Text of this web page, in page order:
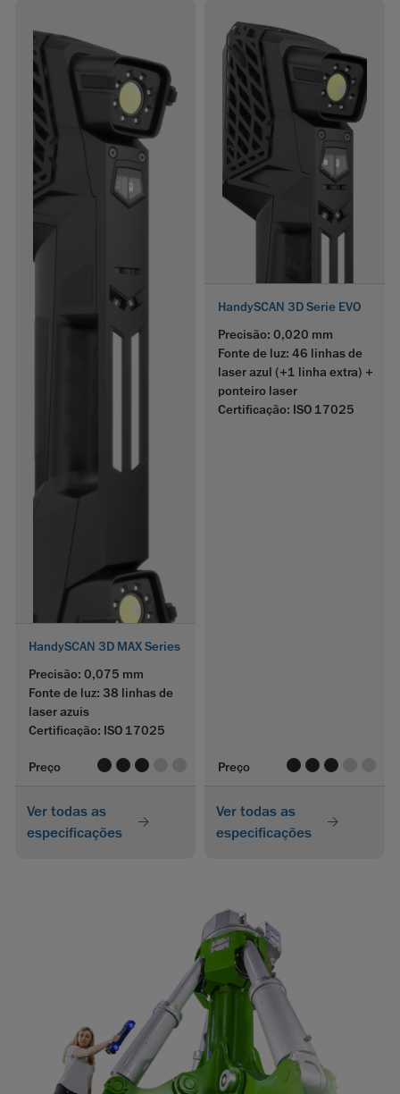
HandySCAN 3D MAX Series
Precisão: 0,075 mm
Fonte de luz: 38 linhas de
laser azuis
Certificação: ISO 17025
Preço valuevaluevalue
Ver todas as
especificações
HandySCAN 3D Serie EVO
Precisão: 0,020 mm
Fonte de luz: 46 linhas de
laser azul (+1 linha extra) +
ponteiro laser
Certificação: ISO 17025
Preço valuevaluevalue
Ver todas as
especificações